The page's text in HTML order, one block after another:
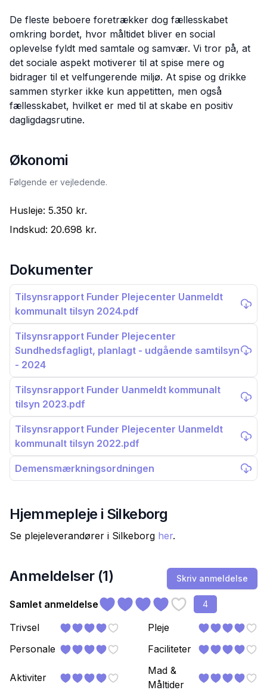
De fleste beboere foretrækker dog fællesskabet
omkring bordet, hvor måltidet bliver en social
oplevelse fyldt med samtale og samvær. Vi tror på, at
det sociale aspekt motiverer til at spise mere og
bidrager til et velfungerende miljø. At spise og drikke
sammen styrker ikke kun appetitten, men også
fællesskabet, hvilket er med til at skabe en positiv
dagligdagsrutine.
Økonomi
Følgende er vejledende.
Husleje: 5.350 kr.
Indskud: 20.698 kr.
Dokumenter
Tilsynsrapport Funder Plejecenter Uanmeldt
kommunalt tilsyn 2024.pdf
Tilsynsrapport Funder Plejecenter
Sundhedsfagligt, planlagt - udgående samtilsyn
- 2024
Tilsynsrapport Funder Uanmeldt kommunalt
tilsyn 2023.pdf
Tilsynsrapport Funder Plejecenter Uanmeldt
kommunalt tilsyn 2022.pdf
Demensmærkningsordningen
Hjemmepleje i Silkeborg
Se plejeleverandører i Silkeborg her.
Anmeldelser (1) Skriv anmeldelse
Samlet anmeldelse 4
Trivsel
Pleje
Personale
Faciliteter
Aktiviter
Mad &
Måltider